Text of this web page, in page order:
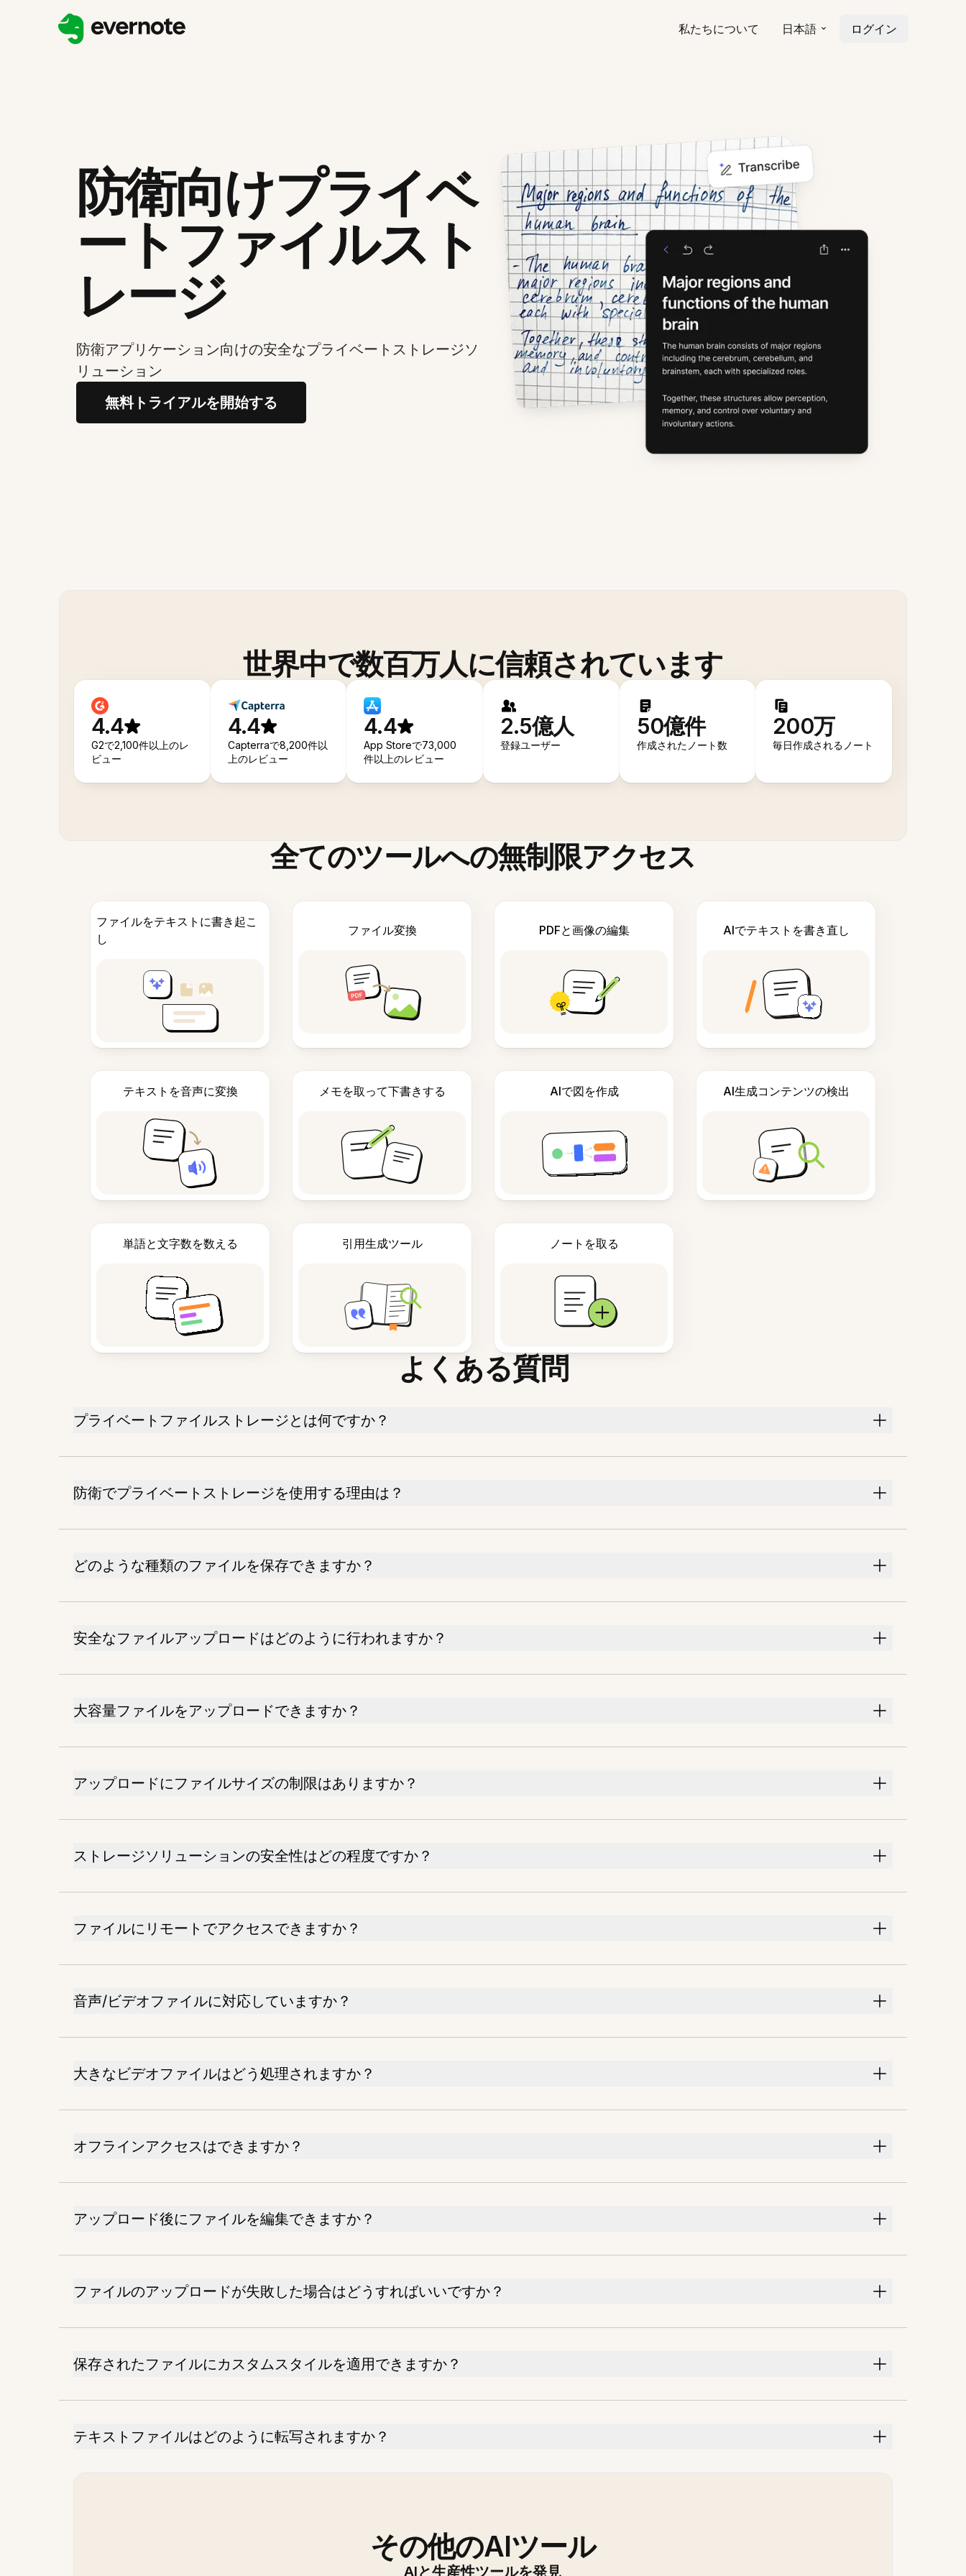
私たちについて 日本語 ログイン
防衛向けプライベ
ートファイルスト
レージ
防衛アプリケーション向けの安全なプライベートストレージソ
リューション
無料トライアルを開始する
世界中で数百万人に信頼されています
4.4
G2で2,100件以上のレ
ビュー
4.4
Capterraで8,200件以
上のレビュー
4.4
App Storeで73,000
件以上のレビュー
2.5億人
登録ユーザー
50億件
作成されたノート数
200万
毎日作成されるノート
全てのツールへの無制限アクセス
ファイルをテキストに書き起こ
し
ファイル変換 PDFと画像の編集 AIでテキストを書き直し
テキストを音声に変換 メモを取って下書きする AIで図を作成 AI生成コンテンツの検出
単語と文字数を数える 引用生成ツール ノートを取る
よくある質問
プライベートファイルストレージとは何ですか？
防衛でプライベートストレージを使用する理由は？
どのような種類のファイルを保存できますか？
安全なファイルアップロードはどのように行われますか？
大容量ファイルをアップロードできますか？
アップロードにファイルサイズの制限はありますか？
ストレージソリューションの安全性はどの程度ですか？
ファイルにリモートでアクセスできますか？
音声/ビデオファイルに対応していますか？
大きなビデオファイルはどう処理されますか？
オフラインアクセスはできますか？
アップロード後にファイルを編集できますか？
ファイルのアップロードが失敗した場合はどうすればいいですか？
保存されたファイルにカスタムスタイルを適用できますか？
テキストファイルはどのように転写されますか？
その他のAIツール
AIと生産性ツールを発見